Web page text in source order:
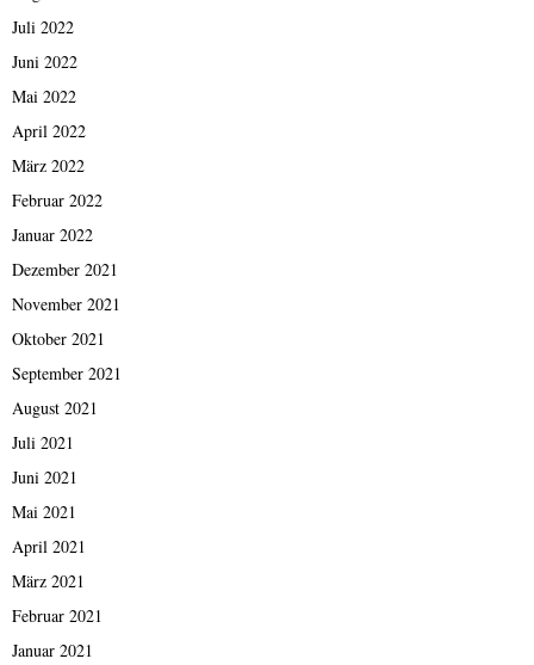
Juli 2022
Juni 2022
Mai 2022
April 2022
März 2022
Februar 2022
Januar 2022
Dezember 2021
November 2021
Oktober 2021
September 2021
August 2021
Juli 2021
Juni 2021
Mai 2021
April 2021
März 2021
Februar 2021
Januar 2021